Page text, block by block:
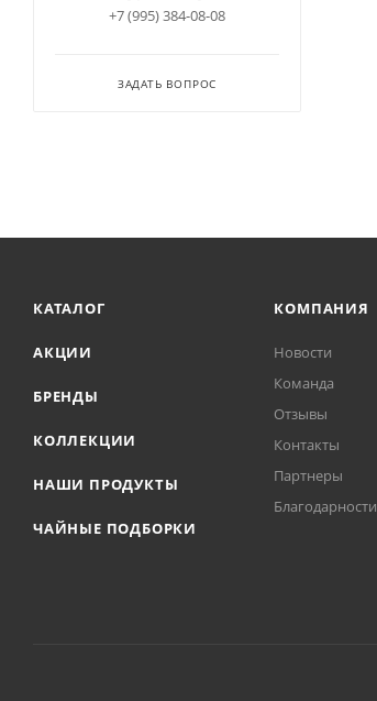
+7 (995) 384-08-08
ЗАДАТЬ ВОПРОС
КАТАЛОГ
АКЦИИ
БРЕНДЫ
КОЛЛЕКЦИИ
НАШИ ПРОДУКТЫ
ЧАЙНЫЕ ПОДБОРКИ
КОМПАНИЯ
Новости
Команда
Отзывы
Контакты
Партнеры
Благодарности